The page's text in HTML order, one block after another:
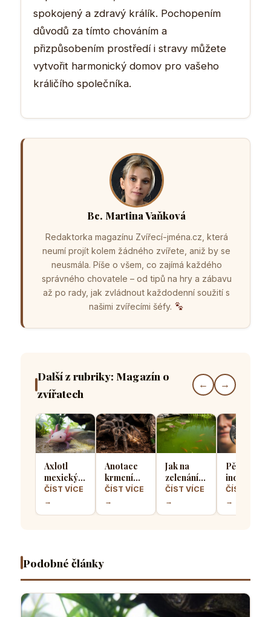
spokojený a zdravý králík. Pochopením
důvodů za tímto chováním a
přizpůsobením prostředí i stravy můžete
vytvořit harmonický domov pro vašeho
králičího společníka.
Bc. Martina Vaňková
Redaktorka magazínu Zvířecí-jména.cz, která
neumí projít kolem žádného zvířete, aniž by se
neusmála. Píše o všem, co zajímá každého
správného chovatele – od tipů na hry a zábavu
až po rady, jak zvládnout každodenní soužití s
našimi zvířecími šéfy.
Další z rubriky: Magazín o
zvířatech
← →
Axlotl
mexický v
domácím
akváriu:
Co
fascinující
vodní
dráček
ČÍST VÍCE
→
Anotace
krmení
sklípkanů:
Jak často
krmit
ČÍST VÍCE
→
Jak na
zelenání
vody v
zahradním
jezírku, co
ČÍST VÍCE
→
Pět
aktivit,
které
spolehlivě
ČÍST VÍCE
→
Podobné články